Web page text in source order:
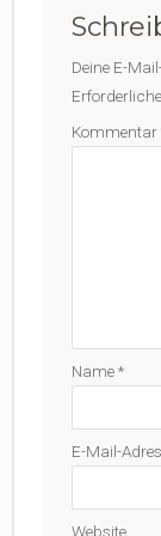
Deine E-
Kommentar
Name*
E-Mail-
Website